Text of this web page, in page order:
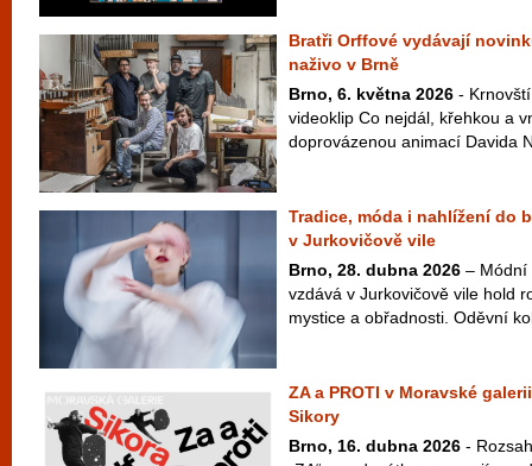
Bratři Orffové vydávají
naživo v Brně
Brno, 6. května 2026 -
videoklip Co nejdál, křehkou a
doprovázenou animací Davida
Tradice, móda i nahlížení do
v Jurkovičově vile
Brno, 28. dubna 2026 – Módní
vzdává v Jurkovičově vile hold
mystice a obřadnosti. Oděvní
ZA a PROTI v Moravské
Sikory
Brno, 16. dubna 2026 -